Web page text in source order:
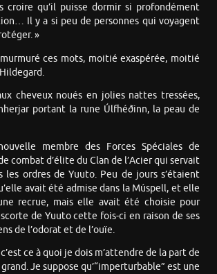
croire qu’il puisse dormir si profondément
Il y a si peu de personnes qui voyagent
»
ces mots, moitié exaspérée, moitié
cheveux noués en jolies nattes tressées,
portant la rune Úlfhéðinn, la peau de
membre des Forces Spéciales de
combat d’élite du Clan de l’Acier qui servait
les ordres de Yuuto. Peu de jours s’étaient
avait été admise dans la Múspell, et elle
recrue, mais elle avait été choisie pour
de Yuuto cette fois-ci en raison de ses
de l’odorat et de l’ouïe.
ce à quoi je dois m’attendre de la part de
grand. Je suppose qu’“imperturbable” est une